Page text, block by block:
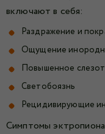
включают в себя:
Раздражение и
Ощущение
Повышенное
Светобоязнь
Рецидивирующие
Симптомы